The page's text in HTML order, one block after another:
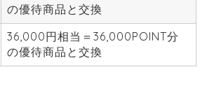
の優待商品と交換
36,000円相当＝36,000POINT分
の優待商品と交換